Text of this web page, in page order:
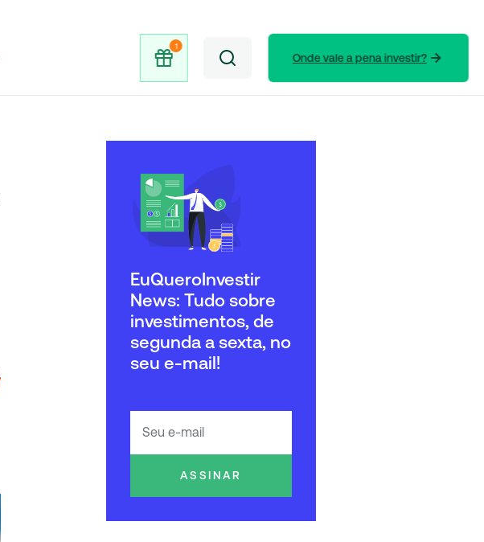
Onde vale a pena investir?
EuQueroInvestir
News: Tudo sobre
investimentos, de
segunda a sexta, no
seu e-mail!
ASSINAR